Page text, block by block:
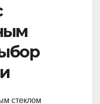
стеклом